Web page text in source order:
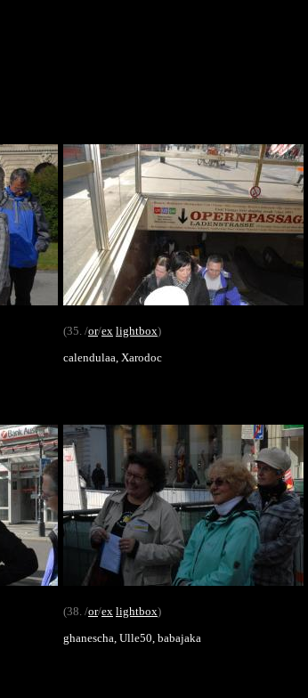
(35. /or/ex lightbox)
calendulaa, Xarodoc
(38. /or/ex lightbox)
ghanescha, Ulle50, babajaka